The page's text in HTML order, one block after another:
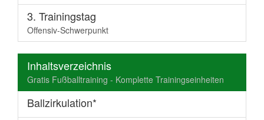
3. Trainingstag
Offensiv-Schwerpunkt
Inhaltsverzeichnis
Gratis Fußballtraining - Komplette Trainingseinheiten
Ballzirkulation*